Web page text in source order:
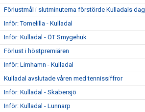
Förlustmål i slutminuterna förstörde Kulladals dag
Inför: Tomelilla - Kulladal
Inför: Kulladal - ÖT Smygehuk
Förlust i höstpremiären
Inför: Limhamn - Kulladal
Kulladal avslutade våren med tennissiffror
Inför: Kulladal - Skabersjö
Inför: Kulladal - Lunnarp